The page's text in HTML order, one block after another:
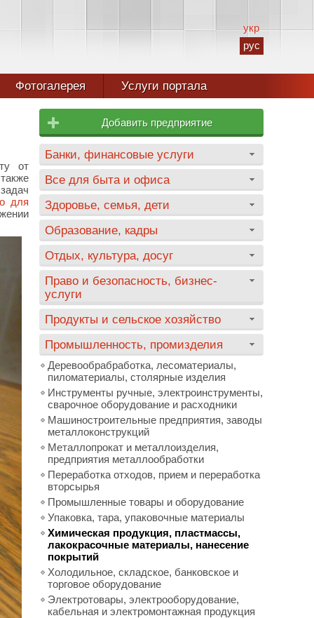
укр
рус
Фотогалерея Услуги портала
от
для
Добавить предприятие
Банки, финансовые услуги
Все для быта и офиса
Здоровье, семья, дети
Образование, кадры
Отдых, культура, досуг
Право и безопасность, бизнес-
услуги
Продукты и сельское хозяйство
Промышленность, промизделия
Деревообрабработка, лесоматериалы,
пиломатериалы, столярные изделия
Инструменты ручные, электроинструменты,
сварочное оборудование и расходники
Машиностроительные предприятия, заводы
металлоконструкций
Металлопрокат и металлоизделия,
предприятия металлообработки
Переработка отходов, прием и переработка
вторсырья
Промышленные товары и оборудование
Упаковка, тара, упаковочные материалы
Химическая продукция, пластмассы,
лакокрасочные материалы, нанесение
покрытий
Холодильное, складское, банковское и
торговое оборудование
Электротовары, электрооборудование,
кабельная и электромонтажная продукция